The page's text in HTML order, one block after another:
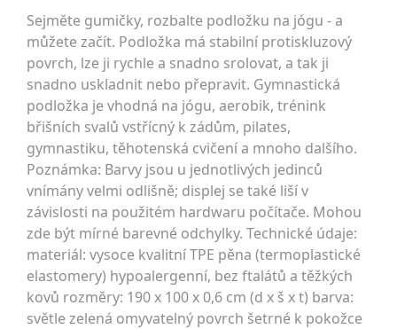
Sejměte gumičky, rozbalte podložku na jógu - a
můžete začít. Podložka má stabilní protiskluzový
povrch, lze ji rychle a snadno srolovat, a tak ji
snadno uskladnit nebo přepravit. Gymnastická
podložka je vhodná na jógu, aerobik, trénink
břišních svalů vstřícný k zádům, pilates,
gymnastiku, těhotenská cvičení a mnoho dalšího.
Poznámka: Barvy jsou u jednotlivých jedinců
vnímány velmi odlišně; displej se také liší v
závislosti na použitém hardwaru počítače. Mohou
zde být mírné barevné odchylky. Technické údaje:
materiál: vysoce kvalitní TPE pěna (termoplastické
elastomery) hypoalergenní, bez ftalátů a těžkých
kovů rozměry: 190 x 100 x 0,6 cm (d x š x t) barva:
světle zelená omyvatelný povrch šetrné k pokožce